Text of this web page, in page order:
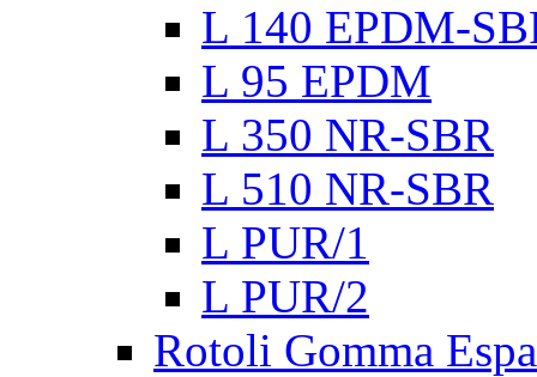
L 140 EPDM-
L 95 EPDM
L 350 NR-SBR
L 510 NR-SBR
L PUR/1
L PUR/2
Rotoli Gomma